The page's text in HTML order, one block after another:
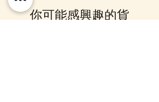
或可加入我們的Whatsapp 群組，
我們會有群組內發放最新消息。
你可能感興趣的貨